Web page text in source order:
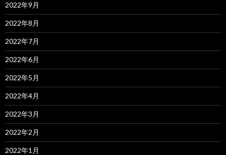
2022年9月
2022年8月
2022年7月
2022年6月
2022年5月
2022年4月
2022年3月
2022年2月
2022年1月